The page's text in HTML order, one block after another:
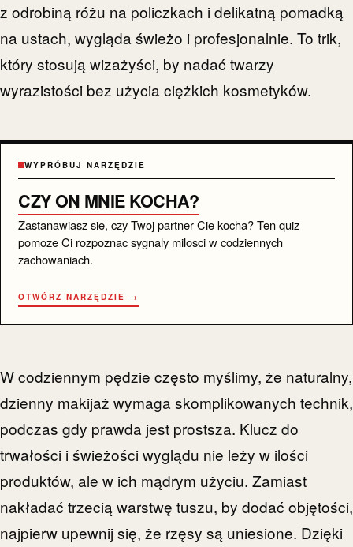
z odrobiną różu na policzkach i delikatną pomadką
na ustach, wygląda świeżo i profesjonalnie. To trik,
który stosują wizażyści, by nadać twarzy
wyrazistości bez użycia ciężkich kosmetyków.
WYPRÓBUJ NARZĘDZIE
CZY ON MNIE KOCHA?
Zastanawiasz sie, czy Twoj partner Cie kocha? Ten quiz
pomoze Ci rozpoznac sygnaly milosci w codziennych
zachowaniach.
OTWÓRZ NARZĘDZIE →
W codziennym pędzie często myślimy, że naturalny,
dzienny makijaż wymaga skomplikowanych technik,
podczas gdy prawda jest prostsza. Klucz do
trwałości i świeżości wyglądu nie leży w ilości
produktów, ale w ich mądrym użyciu. Zamiast
nakładać trzecią warstwę tuszu, by dodać objętości,
najpierw upewnij się, że rzęsy są uniesione. Dzięki